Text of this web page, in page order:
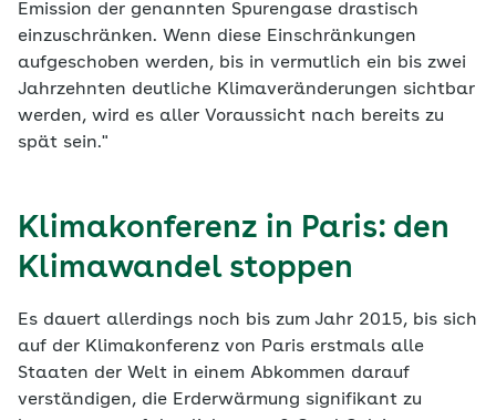
Emission der genannten Spurengase drastisch
einzuschränken. Wenn diese Einschränkungen
aufgeschoben werden, bis in vermutlich ein bis zwei
Jahrzehnten deutliche Klimaveränderungen sichtbar
werden, wird es aller Voraussicht nach bereits zu
spät sein."
Klimakonferenz in Paris: den
Klimawandel stoppen
Es dauert allerdings noch bis zum Jahr 2015, bis sich
auf der Klimakonferenz von Paris erstmals alle
Staaten der Welt in einem Abkommen darauf
verständigen, die Erderwärmung signifikant zu